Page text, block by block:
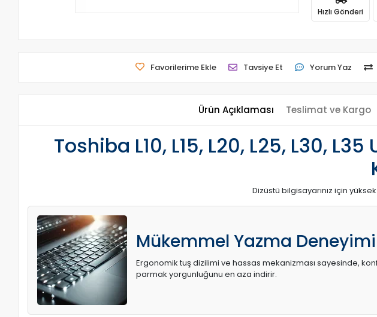
Hızlı Gönderi
Favorilerime Ekle Tavsiye Et Yorum Yaz
Ürün Açıklaması Teslimat ve Kargo
Toshiba L10, L15, L20, L25, L30,
Dizüstü bilgisayarınız için
Mükemmel Yazma Deneyimi
Ergonomik tuş dizilimi ve hassas mekanizması sayesinde,
parmak yorgunluğunu en aza indirir.